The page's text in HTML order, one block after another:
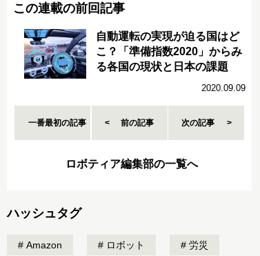
この連載の前回記事
自動運転の実現が迫る国はど
こ？「準備指数2020」からみ
る各国の現状と日本の課題
2020.09.09
一番最初の記事 前の記事 次の記事
ロボティア編集部の一覧へ
ハッシュタグ
Amazon ロボット 労災